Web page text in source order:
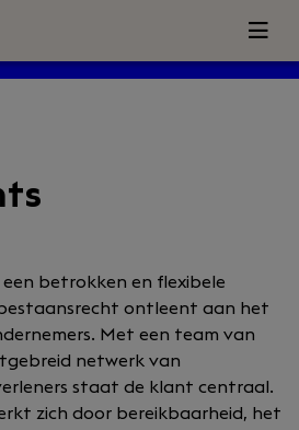
een betrokken en flexibele
ontleent aan het
Met een team van
netwerk van
staat de klant centraal.
zich door bereikbaarheid, het